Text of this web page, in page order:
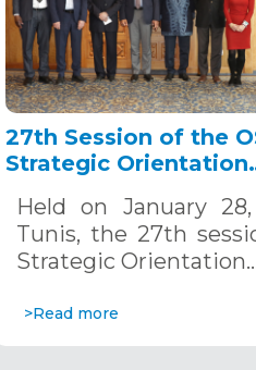
27th Session of the
Strategic Orientation
2025
Held on January
Tunis, the 27th
Strategic
>Read more